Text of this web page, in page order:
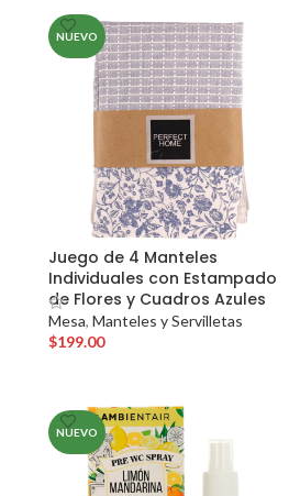
NUEVO
Juego de 4 Manteles
Individuales con Estampado
de Flores y Cuadros Azules
Mesa, Manteles y Servilletas
$199.00
NUEVO